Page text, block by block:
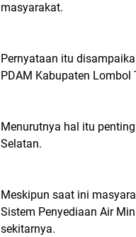
masyarakat.
Pernyataan itu
PDAM Kabupaten
Menurutnya hal itu
Selatan.
Meskipun saat ini
Sistem Penyediaan Air
sekitarnya.